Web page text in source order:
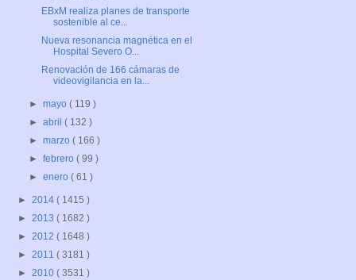
EBxM realiza planes de transporte
sostenible al ce...
Nueva resonancia magnética en el
Hospital Severo O...
Renovación de 166 cámaras de
videovigilancia en la...
►mayo( 119 )
►abril( 132 )
►marzo( 166 )
►febrero( 99 )
►enero( 61 )
► 2014 ( 1415 )
► 2013 ( 1682 )
► 2012 ( 1648 )
► 2011 ( 3181 )
► 2010 ( 3531 )